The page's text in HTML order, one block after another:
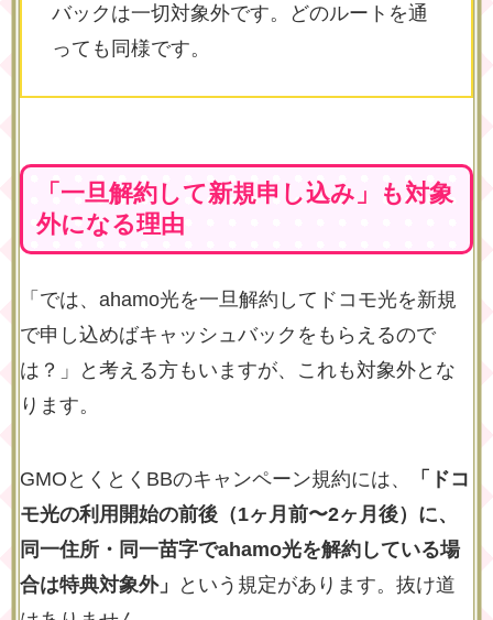
バックは一切対象外です。どのルートを通
っても同様です。
「一旦解約して新規申し込み」も対象
外になる理由
「では、ahamo光を一旦解約してドコモ光を新規
で申し込めばキャッシュバックをもらえるので
は？」と考える方もいますが、これも対象外とな
ります。
GMOとくとくBBのキャンペーン規約には、
「ドコ
モ光の利用開始の前後（1ヶ月前〜2ヶ月後）に、
同一住所・同一苗字でahamo光を解約している場
合は特典対象外」
という規定があります。抜け道